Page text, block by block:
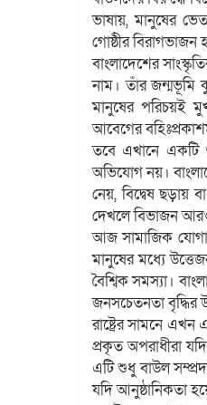
ভাষায়, মানুষের
গোষ্ঠীর বিরাগভাজন
বাংলাদেশের
নাম। তাঁর জন্মভূমি
মানুষের পরিচয়ই
আবেগের
তবে এখানে একটি
অভিযোগ নয়।
নেয়, বিদ্বেষ ছড়ায়
দেখলে বিভাজন
আজ সামাজিক
মানুষের মধ্যে
বৈশ্বিক সমস্যা।
জনসচেতনতা বৃদ্ধির
রাষ্ট্রের সামনে
প্রকৃত অপরাধীরা
এটি শুধু বাউল
যদি আনুষ্ঠানিকতা